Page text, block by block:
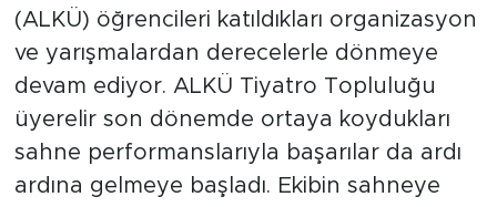
(ALKÜ) öğrencileri katıldıkları organizasyon
ve yarışmalardan derecelerle dönmeye
devam ediyor. ALKÜ Tiyatro Topluluğu
üyerelir son dönemde ortaya koydukları
sahne performanslarıyla başarılar da ardı
ardına gelmeye başladı. Ekibin sahneye